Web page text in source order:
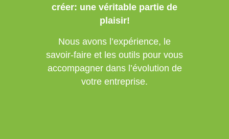
créer: une véritable partie de
plaisir!
Nous avons l’expérience, le
savoir-faire et les outils pour vous
accompagner dans l’évolution de
votre entreprise.